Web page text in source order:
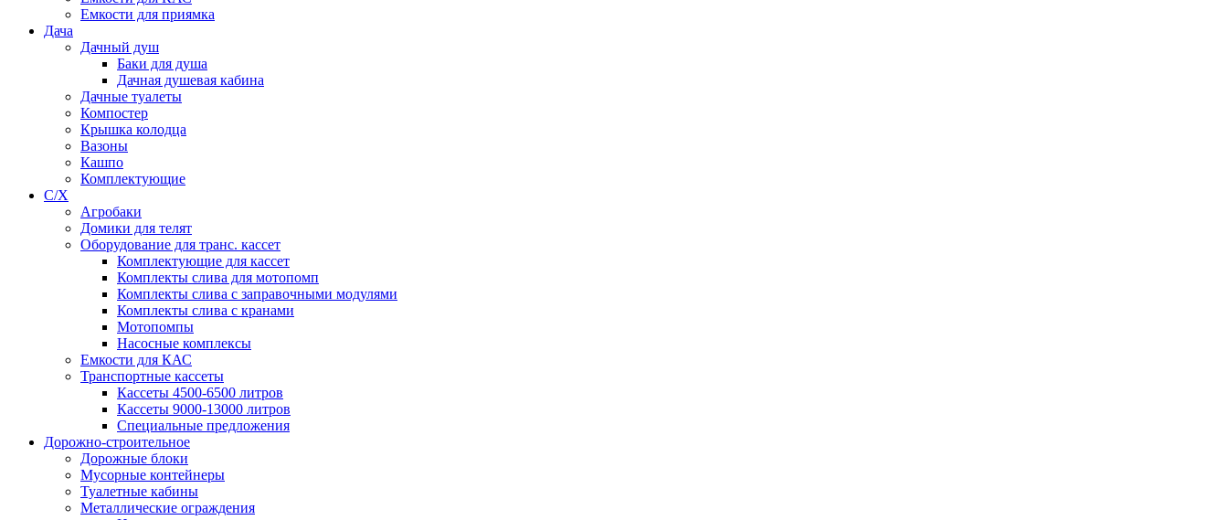
Емкости для приямка
Дача
Дачный душ
Баки для душа
Дачная душевая кабина
Дачные туалеты
Компостер
Крышка колодца
Вазоны
Кашпо
Комплектующие
С/Х
Агробаки
Домики для телят
Оборудование для транс. кассет
Комплектующие для кассет
Комплекты слива для мотопомп
Комплекты слива с заправочными модулями
Комплекты слива с кранами
Мотопомпы
Насосные комплексы
Емкости для КАС
Транспортные кассеты
Кассеты 4500-6500 литров
Кассеты 9000-13000 литров
Специальные предложения
Дорожно-строительное
Дорожные блоки
Мусорные контейнеры
Туалетные кабины
Металлические ограждения